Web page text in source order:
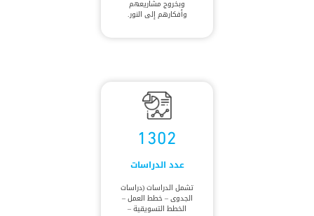
وبخروج مشاريعهم
وأفكارهم إلى النور.
1302
عدد الدراسات
تشمل الدراسات (دراسات
الجدوى – خطط العمل –
الخطط التسويقية –